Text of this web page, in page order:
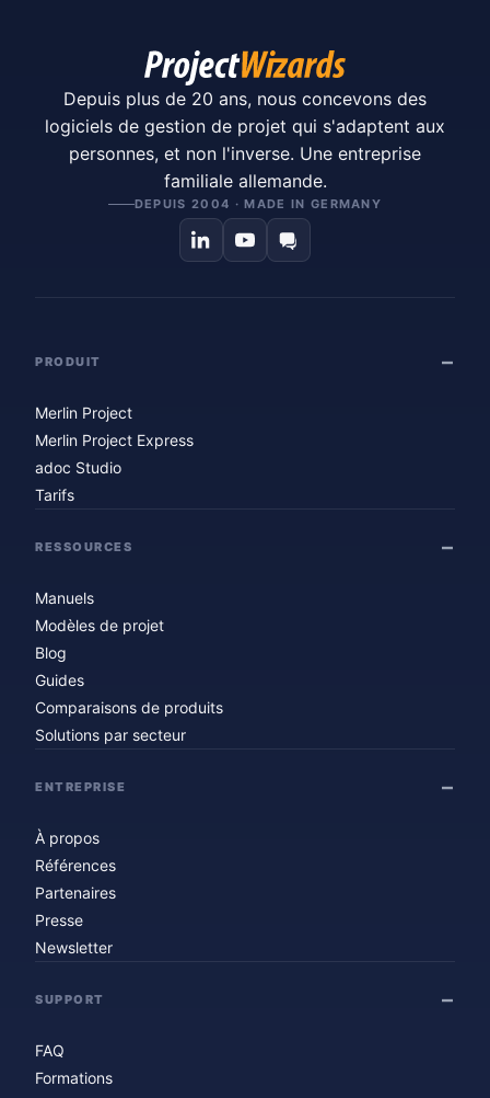
Depuis plus de 20 ans, nous concevons des
logiciels de gestion de projet qui s'adaptent aux
personnes, et non l'inverse. Une entreprise
familiale allemande.
DEPUIS 2004 · MADE IN GERMANY
PRODUIT
Merlin Project
Merlin Project Express
adoc Studio
Tarifs
RESSOURCES
Manuels
Modèles de projet
Blog
Guides
Comparaisons de produits
Solutions par secteur
ENTREPRISE
À propos
Références
Partenaires
Presse
Newsletter
SUPPORT
FAQ
Formations